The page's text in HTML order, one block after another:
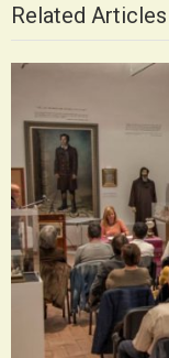
Related Articles